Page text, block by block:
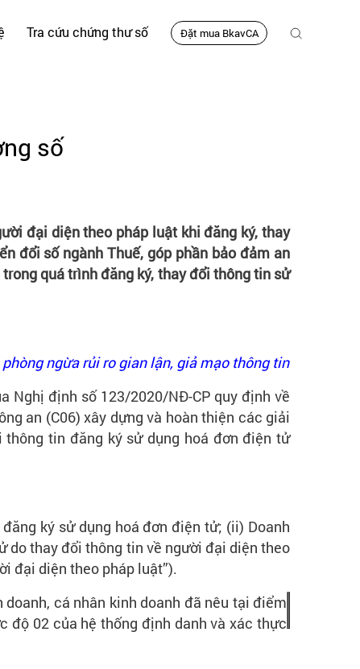
Tra cứu chứng thư số Đặt mua BkavCA
số
đại diện theo pháp luật khi đăng ký, thay
đổi số ngành Thuế, góp phần bảo đảm an
quá trình đăng ký, thay đổi thông tin sử
ngừa rủi ro gian lận, giả mạo thông tin
Nghị định số 123/2020/NĐ-CP quy định về
an (C06) xây dựng và hoàn thiện các giải
tin đăng ký sử dụng hoá đơn điện tử
ký sử dụng hoá đơn điện tử; (ii) Doanh
do thay đổi thông tin về người đại diện theo
đại diện theo pháp luật”).
cá nhân kinh doanh đã nêu tại điểm
độ 02 của hệ thống định danh và xác thực